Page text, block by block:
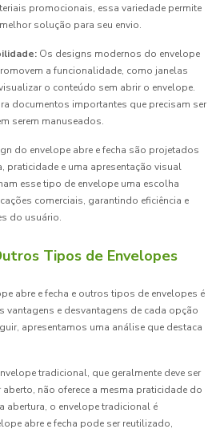
promocionais, essa variedade permite
solução para seu envio.
Os designs modernos do envelope
a funcionalidade, como janelas
o conteúdo sem abrir o envelope.
documentos importantes que precisam ser
serem manuseados.
do envelope abre e fecha são projetados
praticidade e uma apresentação visual
esse tipo de envelope uma escolha
comerciais, garantindo eficiência e
do usuário.
Tipos de Envelopes
abre e fecha e outros tipos de envelopes é
vantagens e desvantagens de cada opção
apresentamos uma análise que destaca
tradicional, que geralmente deve ser
não oferece a mesma praticidade do
abertura, o envelope tradicional é
abre e fecha pode ser reutilizado,